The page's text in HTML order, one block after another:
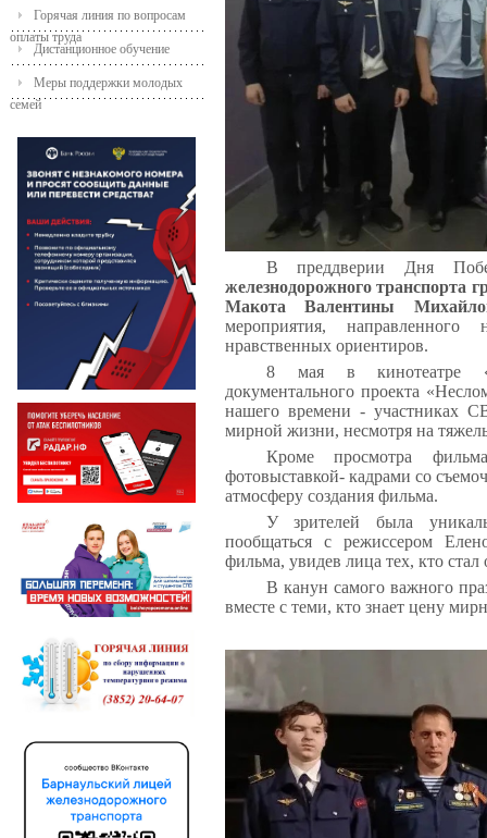
Горячая линия по вопросам
оплаты труда
Дистанционное обучение
Меры поддержки молодых
семей
В преддверии Дня
железнодорожного транспорта
Макота Валентины
мероприятия,
нравственных ориентиров.
8 мая в кинотеатре
документального проекта
нашего времени - участниках
мирной жизни, несмотря на
Кроме просмотра
фотовыставкой- кадрами со
атмосферу создания фильма.
У зрителей была
пообщаться с режиссером
фильма, увидев лица тех, кто
В канун самого важного
вместе с теми, кто знает цену